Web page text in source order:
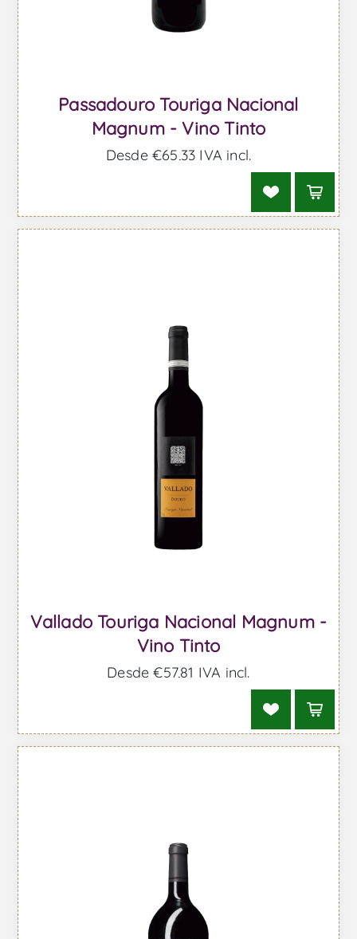
Passadouro Touriga Nacional
Magnum - Vino Tinto
Desde €65,33 IVA incl.
Vallado Touriga Nacional Magnum -
Vino Tinto
Desde €57,81 IVA incl.